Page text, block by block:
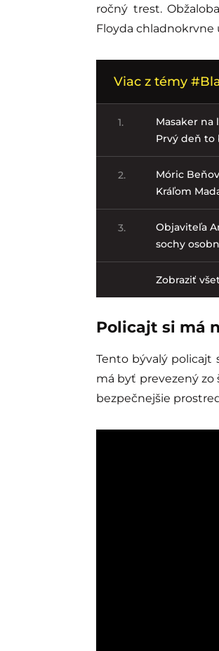
ročný trest.
Floyda chladnokrvne
Viac z témy
1.
Masaker na
Prvý deň to
2.
Móric
Kráľom
3.
Objaviteľa
sochy
Zobraziť
Policajt si má
Tento bývalý policajt
má byť prevezený
bezpečnejšie